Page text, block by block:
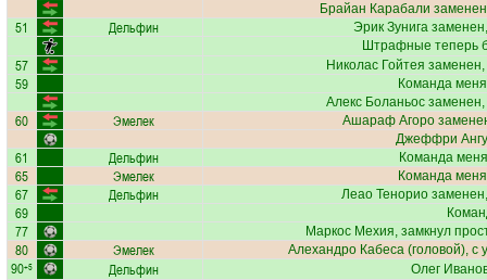
Брайан Карабали
51 Дельфин Эрик Зунига
Штрафные теперь
57 Николас Гойтея
59
Команда
Алекс Боланьосзаменен,
60 Эмелек Ашараф Агоро
Джеффри
61 Дельфин Команда
65 Эмелек Команда
67 Дельфин Леао Тенорио
69
77 Маркос Мехия, замкнул
80 Эмелек Алехандро Кабеса (головой), с
90+5 Дельфин Олег